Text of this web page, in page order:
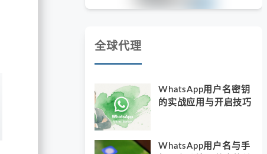
全球代理
WhatsApp用户名密钥
的实战应用与开启技巧
WhatsApp用户名与手